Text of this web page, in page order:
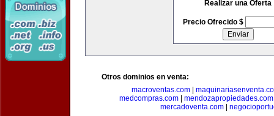
Realizar una Oferta
Precio Ofrecido $
Otros dominios en venta:
macroventas.com
medcompras.com| mendozapropiedades.com
mercadoventa.com